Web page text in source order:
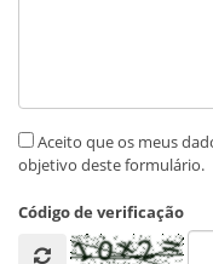
Aceito que os meus
objetivo deste formulário.
Código de verificação